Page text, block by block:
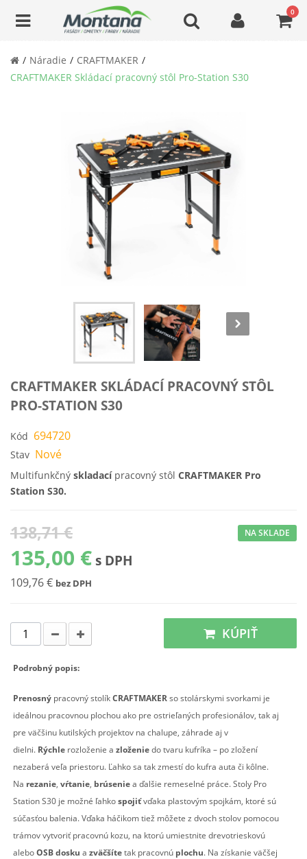
0
Náradie
CRAFTMAKER
CRAFTMAKER Skládací pracovný stôl Pro-Station S30
CRAFTMAKER SKLÁDACÍ PRACOVNÝ STÔL
PRO-STATION S30
Kód 694720
Stav Nové
Multifunkčný skladacípracovný stôl CRAFTMAKER Pro
Station S30.
138,71 €
135,00 € s DPH
109,76 € bez DPH
NA SKLADE
KÚPIŤ
Podrobný popis:
Prenosný pracovný stolíkCRAFTMAKERso stolárskymi svorkami je
ideálnou pracovnou plochou ako pre ostrieľaných profesionálov, tak aj
pre väčšinu kutilských projektov na chalupe, záhrade aj v
dielni. Rýchle rozloženie azloženiedo tvaru kufríka – po zložení
nezaberá veľa priestoru. Ľahko sa tak zmestí do kufra auta či kôlne.
Na rezanie,vŕtanie, brúseniea ďalšie remeselné práce. Stoly Pro
Station S30 je možné ľahkospojiťvďaka plastovým spojkám, ktoré sú
súčasťou balenia. Vďaka háčikom tiež môžete z dvoch stolov pomocou
trámov vytvoriť pracovnú kozu, na ktorú umiestnite drevotrieskovú
aleboOSB dosku azväčšítetak pracovnú plochu. Na získanie väčšej